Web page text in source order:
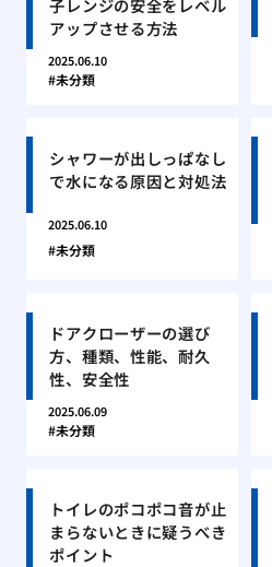
子レンジの安全をレベル
アップさせる方法
2025.06.10
未分類
シャワーが出しっぱなし
で水になる原因と対処法
2025.06.10
未分類
ドアクローザーの選び
方、種類、性能、耐久
性、安全性
2025.06.09
未分類
トイレのポコポコ音が止
まらないときに疑うべき
ポイント